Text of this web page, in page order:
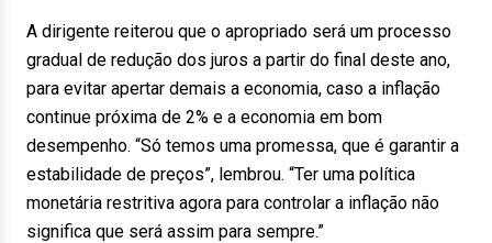
A dirigente reiterou que o apropriado será um processo
gradual de redução dos juros a partir do final deste ano,
para evitar apertar demais a economia, caso a inflação
continue próxima de 2% e a economia em bom
desempenho. “Só temos uma promessa, que é garantir a
estabilidade de preços”, lembrou. “Ter uma política
monetária restritiva agora para controlar a inflação não
significa que será assim para sempre.”